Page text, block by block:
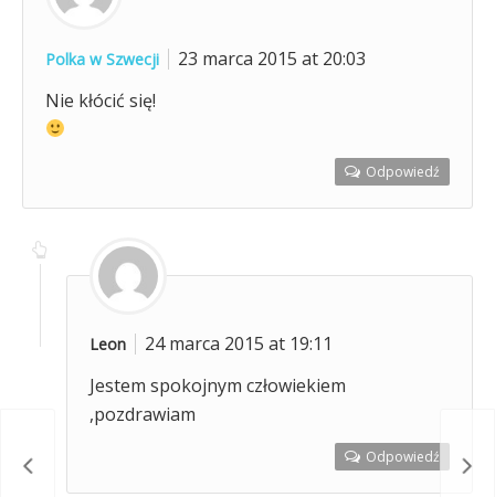
Polka w Szwecji
23 marca 2015 at 20:03
Nie kłócić się!
Odpowiedź
Leon
24 marca 2015 at 19:11
Jestem spokojnym człowiekiem
,pozdrawiam
Odpowiedź